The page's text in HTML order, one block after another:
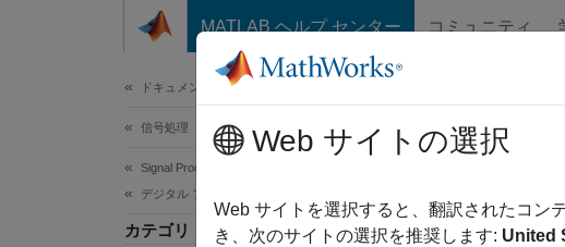
コンテンツへスキップ
MATLAB ヘルプ センター コミュニティ
ドキュメンテーションのホーム
信号処理
Signal Processing Toolbox
デジタル フィルターとアナログ フィルター
カテゴリ
デジタル
ゼロ位相フィル
フィルターの設
Web サイトの選択
Web サイトを選択すると、翻訳されたコン
き、次のサイトの選択を推奨します: United